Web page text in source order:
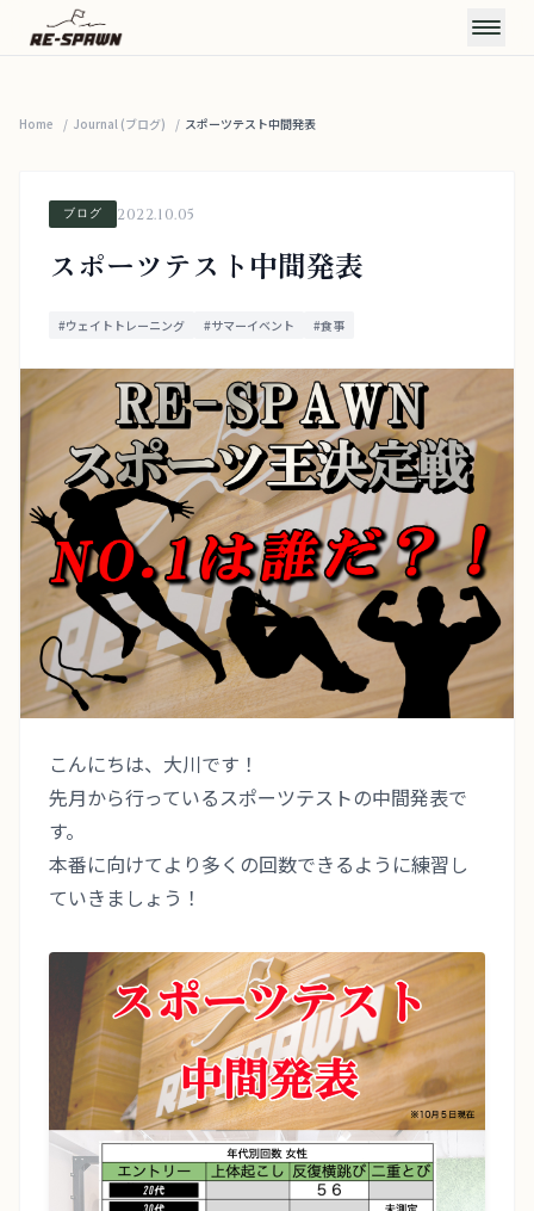
CONCEPT
SERVICE & PRICE
サービス・料金
TRAINERS
FAQ
よくある質問
JOURNAL
お知らせ・ブログ
ACCESS
アクセス
TERMS
会員規約
TRIAL LESSON
無料体験のご予約
Home / Journal (ブログ) / スポーツテスト中間発表
ブログ 2022.10.05
スポーツテスト中間発表
#ウェイトトレーニング #サマーイベント #食事
こんにちは、大川です！
先月から行っているスポーツテストの中間発表で
す。
本番に向けてより多くの回数できるように練習し
ていきましょう！